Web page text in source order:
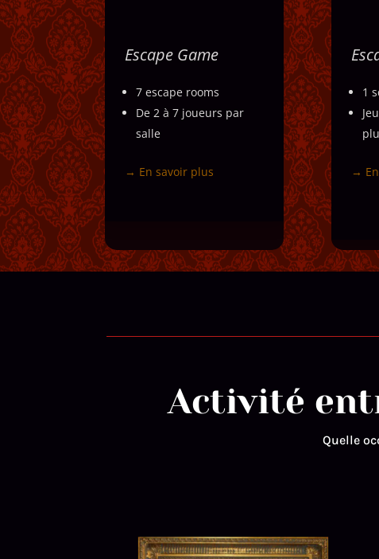
Escape Game
7 escape rooms
De 2 à 7 joueurs par
salle
→ En savoir plus
Escape Game
Nos salles d’escape game
offrent des expériences
1
→
Activité
Quelle